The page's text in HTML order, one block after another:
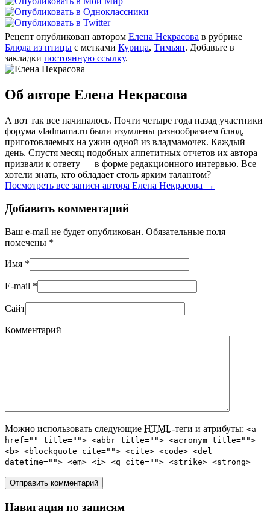
Рецепт опубликован автором Елена Некрасова в рубрике
Блюда из птицы с метками Курица, Тимьян. Добавьте в
закладки постоянную ссылку.
Об авторе Елена Некрасова
А вот так все начиналось. Почти четыре года назад участники
форума vladmama.ru были изумлены разнообразием блюд,
приготовляемых на ужин одной из владмамочек. Каждый
день. Спустя месяц подобных аппетитных отчетов их автора
призвали к ответу — в форме редакционного интервью. Все
хотели знать, кто обладает столь ярким талантом?
Посмотреть все записи автора Елена Некрасова →
Добавить комментарий
Ваш e-mail не будет опубликован. Обязательные поля
помечены *
Имя *
E-mail *
Сайт
Комментарий
Можно использовать следующие HTML-теги и атрибуты: <a
href="" title=""> <abbr title=""> <acronym title="">
<b> <blockquote cite=""> <cite> <code> <del
datetime=""> <em> <i> <q cite=""> <strike> <strong>
Навигация по записям